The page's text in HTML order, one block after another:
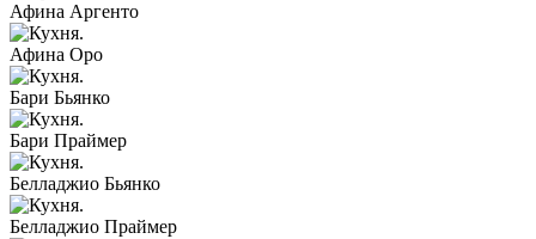
Афина Аргенто
Афина Оро
Бари Бьянко
Бари Праймер
Белладжио Бьянко
Белладжио Праймер